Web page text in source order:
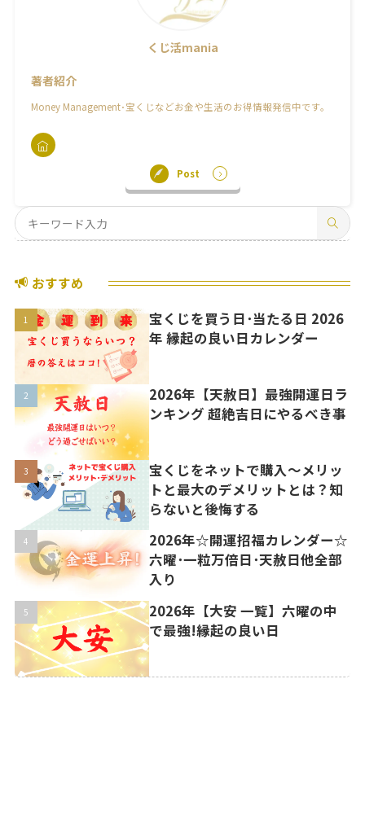
くじ活mania
著者紹介
Money Management･宝くじなどお金や生活のお得情報発信中です。
Post
おすすめ
宝くじを買う日･当たる日 2026
年 縁起の良い日カレンダー
2026年【天赦日】最強開運日ラ
ンキング 超絶吉日にやるべき事
宝くじをネットで購入〜メリッ
トと最大のデメリットとは？知
らないと後悔する
2026年☆開運招福カレンダー☆
六曜･一粒万倍日･天赦日他全部
入り
2026年【大安 一覧】六曜の中
で最強!縁起の良い日